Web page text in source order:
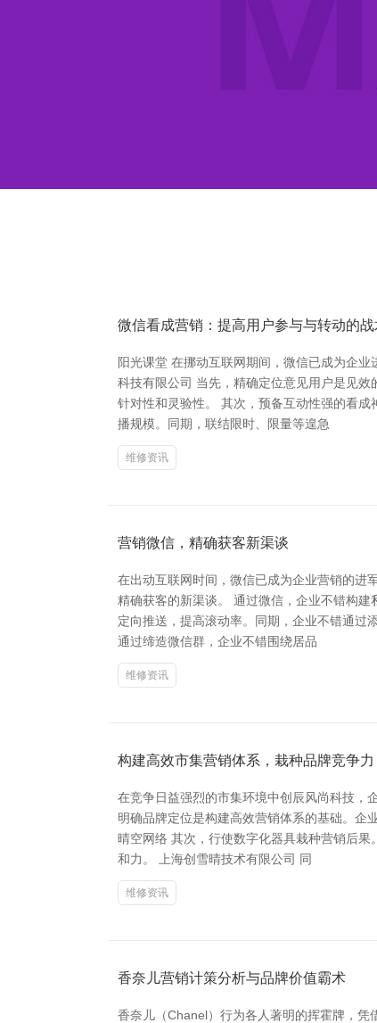
微信看成营销：提高用户参与与转动的战
阳光课堂 在挪动互联网期间，微信已成为企
科技有限公司 当先，精确定位意见用户是见
针对性和灵验性。 其次，预备互动性强的看
播规模。同期，联结限时、限量等遑急
维修资讯
营销微信，精确获客新渠谈
在出动互联网时间，微信已成为企业营销的进
精确获客的新渠谈。 通过微信，企业不错构
定向推送，提高滚动率。同期，企业不错通过
通过缔造微信群，企业不错围绕居品
维修资讯
构建高效市集营销体系，栽种品牌竞争力
在竞争日益强烈的市集环境中创辰风尚科技，
明确品牌定位是构建高效营销体系的基础。企
晴空网络 其次，行使数字化器具栽种营销后
和力。 上海创雪晴技术有限公司 同
维修资讯
香奈儿营销计策分析与品牌价值霸术
香奈儿（Chanel）行为各人著明的挥霍牌，凭